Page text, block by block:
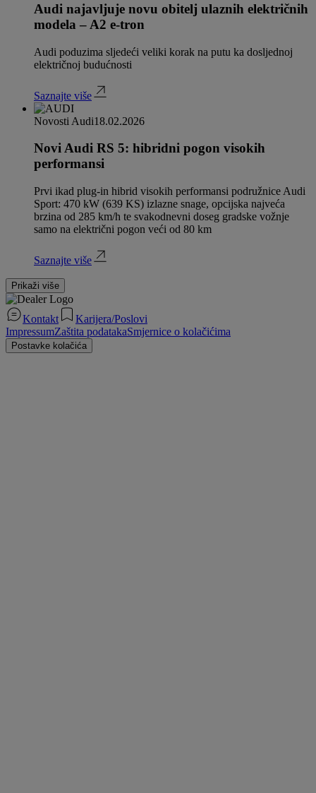
Audi najavljuje novu obitelj ulaznih električnih
modela – A2 e-tron
Audi poduzima sljedeći veliki korak na putu ka dosljednoj
električnoj budućnosti
Saznajte više
Novosti Audi18.02.2026
Novi Audi RS 5: hibridni pogon visokih
performansi
Prvi ikad plug-in hibrid visokih performansi podružnice Audi
Sport: 470 kW (639 KS) izlazne snage, opcijska najveća
brzina od 285 km/h te svakodnevni doseg gradske vožnje
samo na električni pogon veći od 80 km
Saznajte više
Prikaži više
Kontakt
Karijera/Poslovi
ImpressumZaštita podatakaSmjernice o kolačićima
Postavke kolačića